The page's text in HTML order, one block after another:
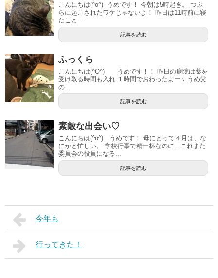
こんにちは(^o^) うめです！ 今朝は5時起き。 つぶ
らに起こされたワケじゃないよ！ 昨日は11時前に寝
たこと...
記事を読む
ふっくら
こんにちは(^O^) うめです！！ 昨日の病院は薬を
受け取る時間も入れ １時間でおわったよー♫ うめ父
の...
記事を読む
素敵な出会い♡
こんにちは(^o^) うめです！ 母にとって４月は、な
にかと忙しい。 学校行事で精一杯なのに、これまた
委員会の役員になる...
記事を読む
今年も
行ってきた！